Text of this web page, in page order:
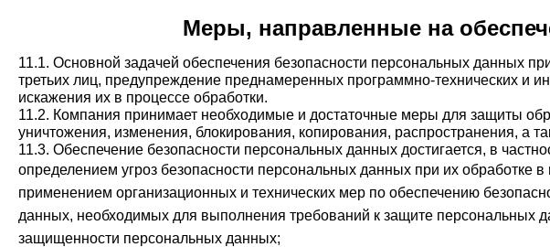
Меры, направленные на
11.1. Основной задачей обеспечения безопасности персональных данных
третьих лиц, предупреждение преднамеренных программно-технических и
искажения их в процессе обработки.
11.2. Компания принимает необходимые и достаточные меры для защиты
уничтожения, изменения, блокирования, копирования, распространения, а
11.3. Обеспечение безопасности персональных данных достигается, в
определением угроз безопасности персональных данных при их
применением организационных и технических мер по обеспечению
данных, необходимых для выполнения требований к защите персональных
защищенности персональных данных;